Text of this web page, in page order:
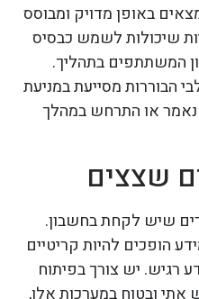
באופן מדויק ומבוסס
שיכולות לשמש כבסיס
המשתתפים בתהליך.
הבוררות מסייעת במניעת
או התרחש במהלך
שצצים
שיש לקחת בחשבון.
הופכים להיות קריטיים
רגיש. יש צורך בפיתוח